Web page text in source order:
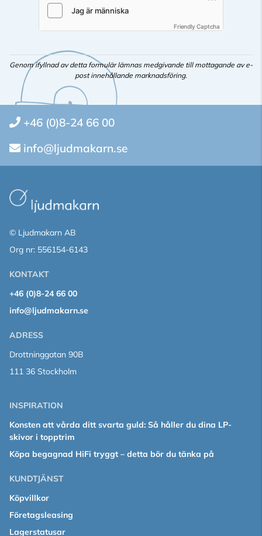
Friendly Captcha
Genom ifyllnad av detta formulär lämnas medgivande till mottagande av e-
post innehållande marknadsföring.
+46 (0)8-24 66 00
info@ljudmakarn.se
© Ljudmakarn AB
Org nr: 556154-6143
KONTAKT
+46 (0)8-24 66 00
info@ljudmakarn.se
ADRESS
Drottninggatan 90B
111 36 Stockholm
INSPIRATION
Konsten att vårda ditt svarta guld: Så håller du dina LP-
skivor i topptrim
Köpa begagnad HiFi tryggt – detta bör du tänka på
KUNDTJÄNST
Köpvillkor
Företagsleasing
Lagerstatusar